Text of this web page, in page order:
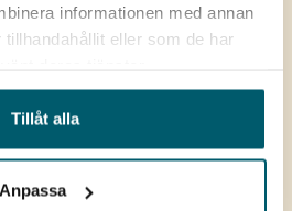
informationen med annan
eller som de har
Tillåt alla
Anpassa
Sortiment
Om salt
Broschyr
på instagram